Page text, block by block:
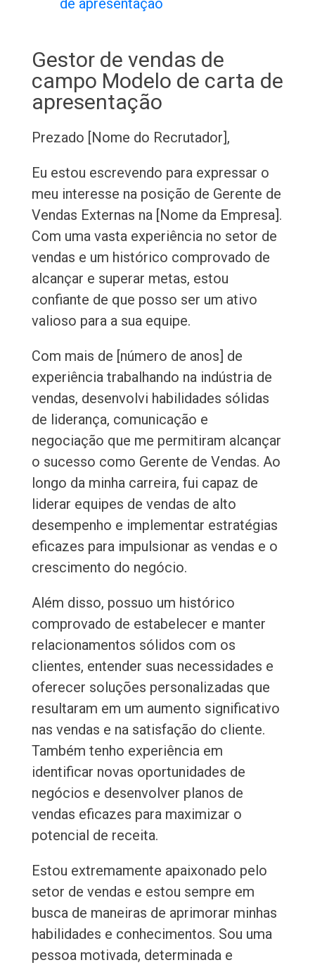
de apresentação
Gestor de vendas de
campo Modelo de carta de
apresentação
Prezado [Nome do Recrutador],
Eu estou escrevendo para expressar o
meu interesse na posição de Gerente de
Vendas Externas na [Nome da Empresa].
Com uma vasta experiência no setor de
vendas e um histórico comprovado de
alcançar e superar metas, estou
confiante de que posso ser um ativo
valioso para a sua equipe.
Com mais de [número de anos] de
experiência trabalhando na indústria de
vendas, desenvolvi habilidades sólidas
de liderança, comunicação e
negociação que me permitiram alcançar
o sucesso como Gerente de Vendas. Ao
longo da minha carreira, fui capaz de
liderar equipes de vendas de alto
desempenho e implementar estratégias
eficazes para impulsionar as vendas e o
crescimento do negócio.
Além disso, possuo um histórico
comprovado de estabelecer e manter
relacionamentos sólidos com os
clientes, entender suas necessidades e
oferecer soluções personalizadas que
resultaram em um aumento significativo
nas vendas e na satisfação do cliente.
Também tenho experiência em
identificar novas oportunidades de
negócios e desenvolver planos de
vendas eficazes para maximizar o
potencial de receita.
Estou extremamente apaixonado pelo
setor de vendas e estou sempre em
busca de maneiras de aprimorar minhas
habilidades e conhecimentos. Sou uma
pessoa motivada, determinada e